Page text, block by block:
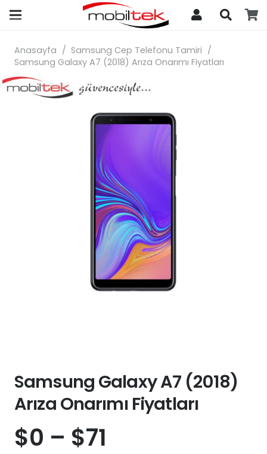
Anasayfa / Samsung Cep Telefonu Tamiri /
Samsung Galaxy A7 (2018) Arıza Onarımı Fiyatları
Samsung Galaxy A7 (2018)
Arıza Onarımı Fiyatları
$0 – $71